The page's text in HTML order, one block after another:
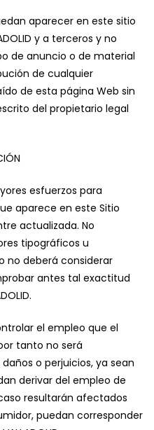
aparecer en este sitio
y a terceros y no
de anuncio o de material
de cualquier
de esta página Web sin
del propietario legal
esfuerzos para
aparece en este Sitio
actualizada. No
tipográficos u
no deberá considerar
antes tal exactitud
el empleo que el
tanto no será
o perjuicios, ya sean
derivar del empleo de
resultarán afectados
puedan corresponder